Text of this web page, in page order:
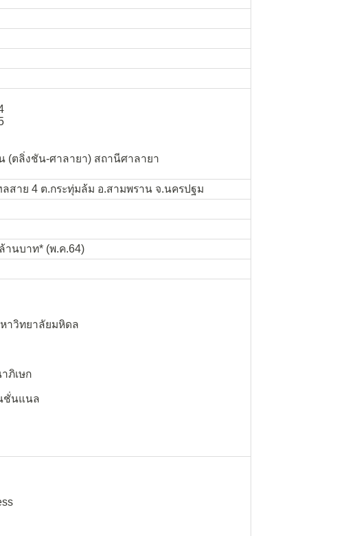
(ตลิ่งชัน-ศาลายา) สถานีศาลายา
าย 4 ต.กระทุ่มล้ม อ.สามพราน จ.นครปฐม
านบาท* (พ.ค.64)
าวิทยาลัยมหิดล
ภิเษก
ชั่นแนล